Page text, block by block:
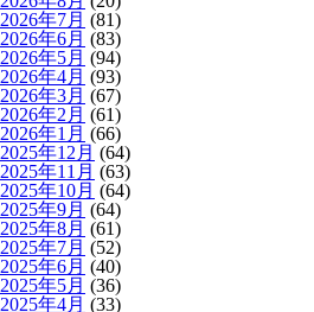
2026年7月 (81)
2026年6月 (83)
2026年5月 (94)
2026年4月 (93)
2026年3月 (67)
2026年2月 (61)
2026年1月 (66)
2025年12月 (64)
2025年11月 (63)
2025年10月 (64)
2025年9月 (64)
2025年8月 (61)
2025年7月 (52)
2025年6月 (40)
2025年5月 (36)
2025年4月 (33)